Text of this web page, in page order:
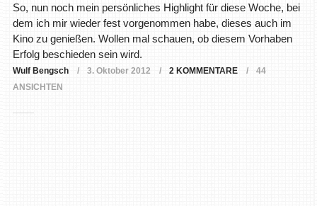
So, nun noch mein persönliches Highlight für diese Woche, bei
dem ich mir wieder fest vorgenommen habe, dieses auch im
Kino zu genießen. Wollen mal schauen, ob diesem Vorhaben
Erfolg beschieden sein wird.
Wulf Bengsch 3. Oktober 2012 2 KOMMENTARE
44
ANSICHTEN